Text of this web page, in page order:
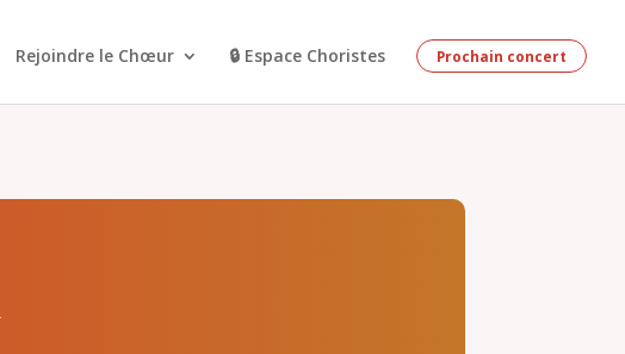
Rejoindre le Chœur 🔒 Espace Choristes Prochain concert